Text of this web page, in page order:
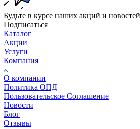
Будьте в курсе наших акций и новостей
Подписаться
Каталог
Акции
Услуги
Компания
О компании
Политика ОПД
Пользовательское Соглашение
Новости
Блог
Отзывы